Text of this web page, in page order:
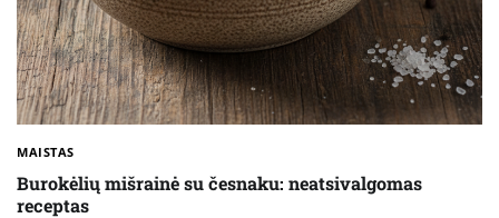
MAISTAS
Burokėlių mišrainė su česnaku: neatsivalgomas
receptas